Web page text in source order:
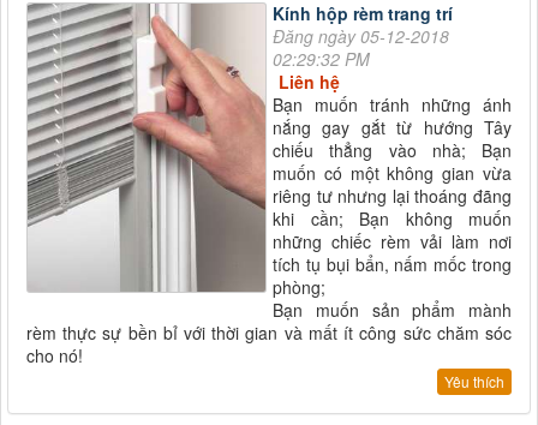
Kính hộp rèm trang trí
Đăng ngày 05-12-2018
02:29:32 PM
Liên hệ
Bạn muốn tránh những ánh
nắng gay gắt từ hướng Tây
chiếu thẳng vào nhà; Bạn
muốn có một không gian vừa
riêng tư nhưng lại thoáng đãng
khi cần; Bạn không muốn
những chiếc rèm vải làm nơi
tích tụ bụi bẩn, nấm mốc trong
phòng;
Bạn muốn sản phẩm mành
rèm thực sự bền bỉ với thời gian và mất ít công sức chăm sóc
cho nó!
Yêu thích